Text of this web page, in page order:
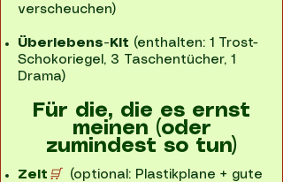
verscheuchen)
Überlebens-Kit (enthalten: 1 Trost-
Schokoriegel, 3 Taschentücher, 1
Drama)
Für die, die es ernst
meinen (oder
zumindest so tun)
Zelt 🛒
(optional: Plastikplane + gute